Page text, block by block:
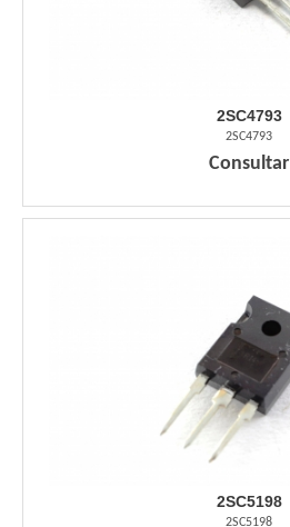
2SC4793
2SC4793
Consultar
2SC5198
2SC5198